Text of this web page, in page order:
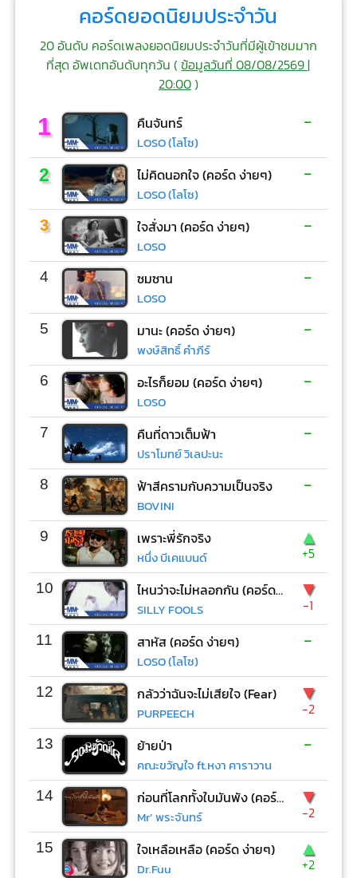
คอร์ดยอดนิยมประจำวัน
20 อันดับ คอร์ดเพลงยอดนิยมประจำวันที่มีผู้เข้าชมมาก
ที่สุด อัพเดทอันดับทุกวัน (ข้อมูลวันที่ 08/08/2569 |
20:00)
1 คืนจันทร์
LOSO (โลโซ)
-
2 ไม่คิดนอกใจ (คอร์ด ง่ายๆ)
LOSO (โลโซ)
-
3 ใจสั่งมา (คอร์ด ง่ายๆ)
LOSO
-
4 ซมซาน
LOSO
-
5 มานะ (คอร์ด ง่ายๆ)
พงษ์สิทธิ์ คำภีร์
-
6 อะไรก็ยอม (คอร์ด ง่ายๆ)
LOSO
-
7 คืนที่ดาวเต็มฟ้า
ปราโมทย์ วิเลปะนะ
-
8 ฟ้าสีครามกับความเป็นจริง
BOVINI
-
9 เพราะพี่รักจริง
หนึ่ง บีเคแบนด์
▲
+5
10 ไหนว่าจะไม่หลอกกัน (คอร์ด ง่ายๆ)
SILLY FOOLS
▼
-1
11 สาหัส (คอร์ด ง่ายๆ)
LOSO (โลโซ)
-
12 กลัวว่าฉันจะไม่เสียใจ (Fear)
PURPEECH
▼
-2
13 ย้ายป่า
คณะขวัญใจ ft.หงา คาราวาน
-
14 ก่อนที่โลกทั้งใบมันพัง (คอร์ด ง่ายๆ)
Mr’ พระจันทร์
▼
-2
15 ใจเหลือเหลือ (คอร์ด ง่ายๆ)
Dr.Fuu
▲
+2